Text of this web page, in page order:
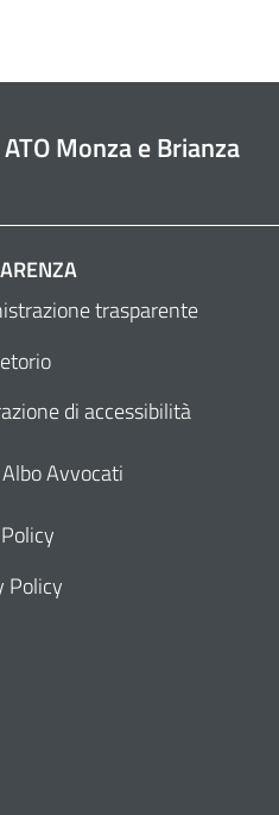
ATO Monza e Brianza
trasparente
di accessibilità
Avvocati
Policy